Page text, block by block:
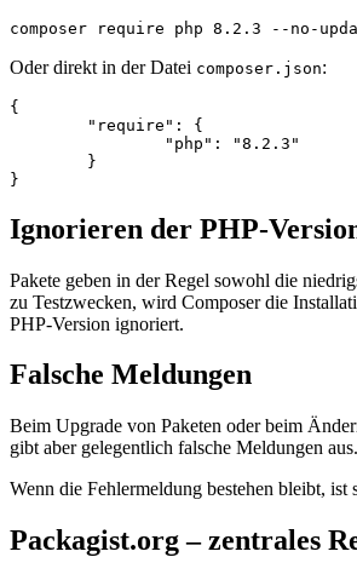
Oder direkt in der Datei composer.json:
{
Ignorieren der PHP-
Pakete geben in der Regel sowohl die
zu Testzwecken, wird Composer die
PHP-Version ignoriert.
Falsche Meldungen
Beim Upgrade von Paketen oder beim
gibt aber gelegentlich falsche Meldungen
Wenn die Fehlermeldung bestehen bleibt,
Packagist.org – zentrales